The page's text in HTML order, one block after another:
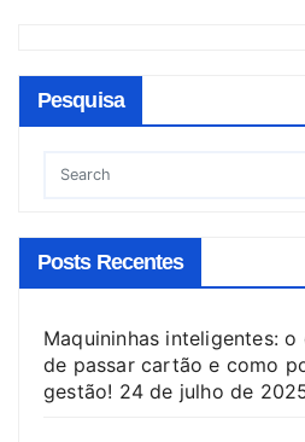
Pesquisa
Posts Recentes
Maquininhas inteligentes:
de passar cartão e como
gestão! 24 de julho de